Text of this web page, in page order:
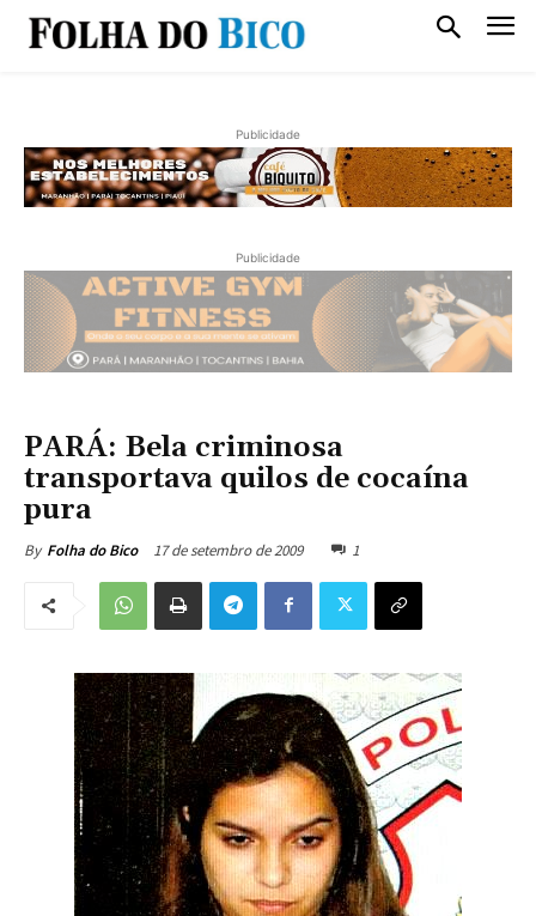
Publicidade
Publicidade
PARÁ: Bela criminosa
transportava quilos de cocaína
pura
By Folha do Bico 17 de setembro de 2009 1